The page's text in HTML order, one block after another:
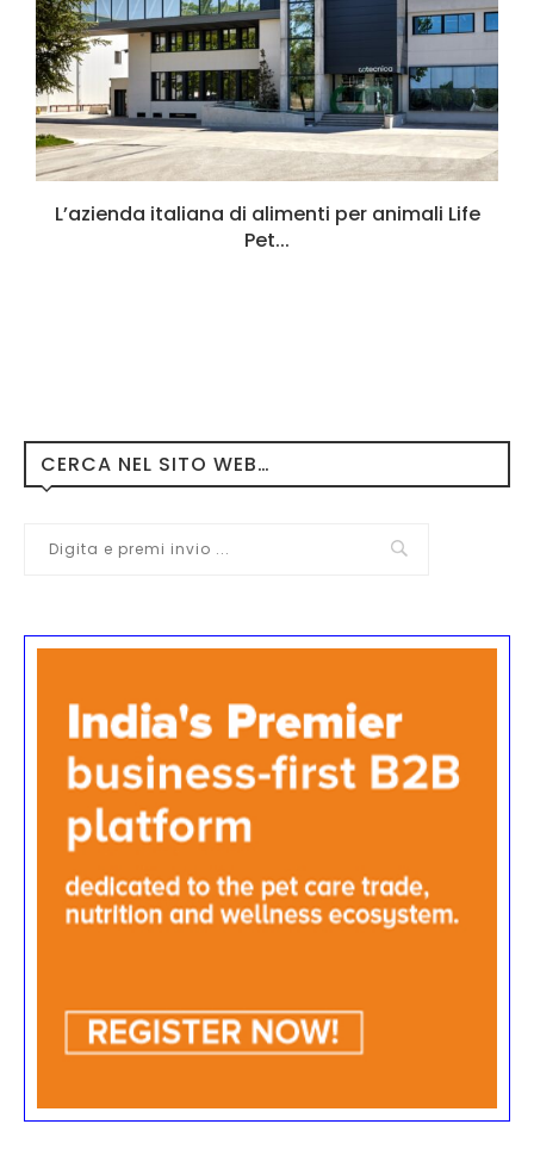
L’azienda italiana di alimenti per animali Life
Pet...
CERCA NEL SITO WEB…